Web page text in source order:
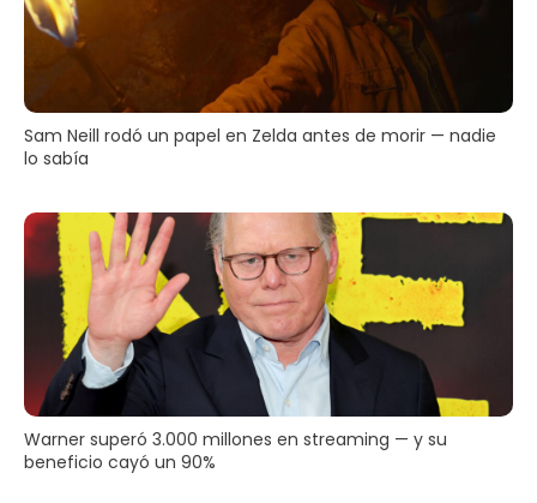
Sam Neill rodó un papel en Zelda antes de morir — nadie
lo sabía
Warner superó 3.000 millones en streaming — y su
beneficio cayó un 90%